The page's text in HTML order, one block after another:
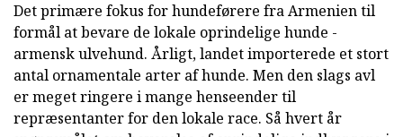
Det primære fokus for hundeførere fra Armenien til
formål at bevare de lokale oprindelige hunde -
armensk ulvehund. Årligt, landet importerede et stort
antal ornamentale arter af hunde. Men den slags avl
er meget ringere i mange henseender til
repræsentanter for den lokale race. Så hvert år